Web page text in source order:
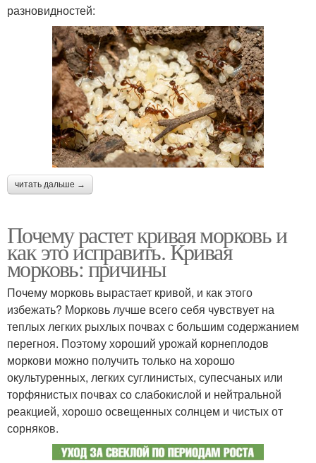
разновидностей:
читать дальше →
Почему растет кривая морковь и
как это исправить. Кривая
морковь: причины
Почему морковь вырастает кривой, и как этого
избежать? Морковь лучше всего себя чувствует на
теплых легких рыхлых почвах с большим содержанием
перегноя. Поэтому хороший урожай корнеплодов
моркови можно получить только на хорошо
окультуренных, легких суглинистых, супесчаных или
торфянистых почвах со слабокислой и нейтральной
реакцией, хорошо освещенных солнцем и чистых от
сорняков.